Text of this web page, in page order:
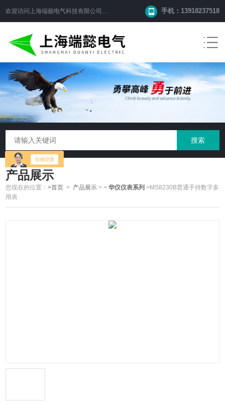
欢迎访问 上海端懿电气科技有限公司 网站！ 手机：13918237518
产品展示
您现在的位置：>首页 > 产品展示 >>华仪仪表系列 >MS8230B普通手持数字多
用表